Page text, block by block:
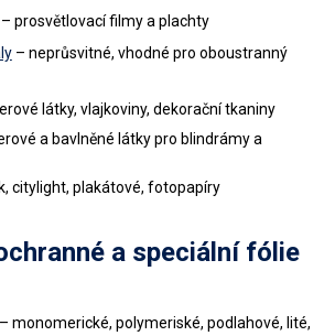
prosvětlovací filmy a plachty
– neprůsvitné, vhodné pro oboustranný
látky, vlajkoviny, dekorační tkaniny
a bavlněné látky pro blindrámy a
citylight, plakátové, fotopapíry
a speciální fólie
– monomerické, polymeriské, podlahové, lité,